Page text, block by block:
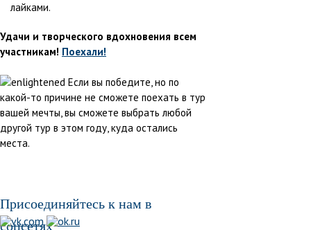
лайками.
Удачи и творческого вдохновения всем
участникам! Поехали!
Если вы победите, но по
какой-то причине не сможете поехать в тур
вашей мечты, вы сможете выбрать любой
другой тур в этом году, куда остались
места.
Присоединяйтесь к нам в
соцсетях